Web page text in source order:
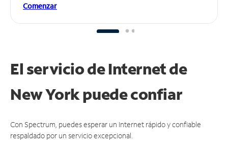
Comenzar
El servicio de Internet de
New York puedeconfiar
Con Spectrum, puedes esperar un Internet rápido y confiable
respaldado por un servicio excepcional.